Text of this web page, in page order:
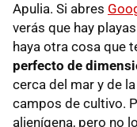
Apulia. Si abres
verás que hay
haya otra cosa que
perfecto de
cerca del mar y de
campos de cultivo.
alienígena, pero no